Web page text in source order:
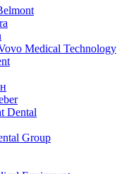
Medical Technology
Dental
Group